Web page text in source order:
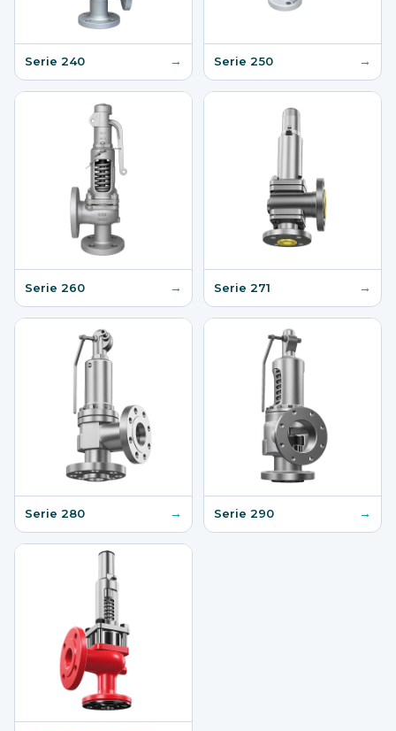
Serie 240 → Serie 250 →
Serie 260 → Serie 271 →
Serie 280 → Serie 290 →